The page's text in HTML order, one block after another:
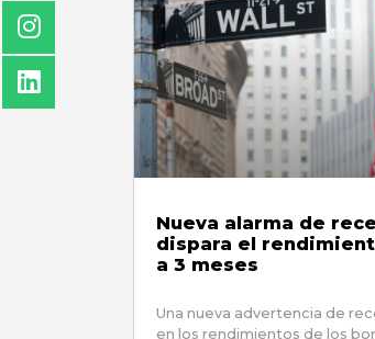
Nueva alarma de
dispara el
a 3 meses
Una nueva advertencia de
en los rendimientos de los